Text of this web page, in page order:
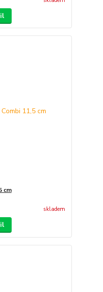
cm
skladem